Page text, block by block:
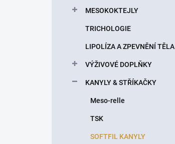
MESOKOKTEJLY
TRICHOLOGIE
LIPOLÍZA A ZPEVNĚNÍ TĚLA
VÝŽIVOVÉ DOPLŇKY
KANYLY & STŘÍKAČKY
Meso-relle
TSK
SOFTFIL KANYLY